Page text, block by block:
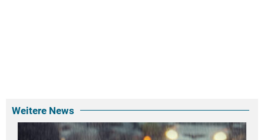
Weitere News